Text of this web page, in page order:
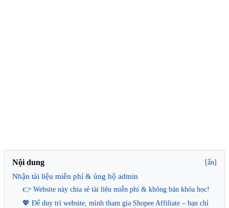
Nội dung [ẩn]
Nhận tài liệu miễn phí & ủng hộ admin
👉 Website này chia sẻ tài liệu miễn phí & không bán khóa học!
💖 Để duy trì website, mình tham gia Shopee Affiliate – bạn chỉ